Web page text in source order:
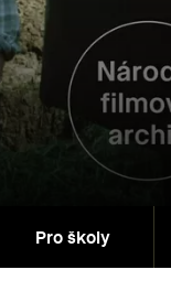
Pro školy